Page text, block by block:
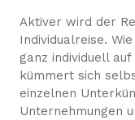
Aktiver wird der
Individualreise.
ganz individuell
kümmert sich
einzelnen
Unternehmungen